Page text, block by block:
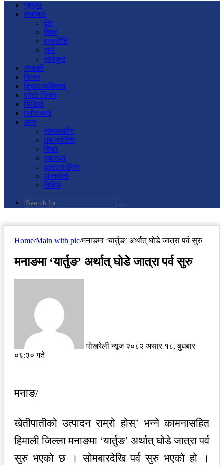
गृहपृष्ठ
समाचार
देश
विश्व
राजनीति
अर्थ
खेलकुद
गण्डकी
फिचर
विचार/व्यक्तित्व
फोटो फिचर
भिडियो
मनोरञ्जन
अन्य
सम्पादकीय
धर्म/ज्योतिष
शिक्षा
स्वास्थ्य
कला/साहित्य
अन्तर्वार्ता
विविध
Search
Home/Main with pic/मनाङमा ‘यार्तुङ’ अर्थात् घोडे जात्रा पर्व सुरु
मनाङमा ‘यार्तुङ’ अर्थात् घोडे जात्रा पर्व सुरु
पोखरेली न्यूज २०८२ असार १८, बुधबार
०६:३० गते
मनाङ/
खेतीपातीको उत्पादन राम्रो होस्’ भन्ने कामनासहित
हिमाली जिल्ला मनाङमा ‘यार्तुङ’ अर्थात् घोडे जात्रा पर्व
सुरु भएको छ । सोमबारदेखि पर्व सुरु भएको हो ।